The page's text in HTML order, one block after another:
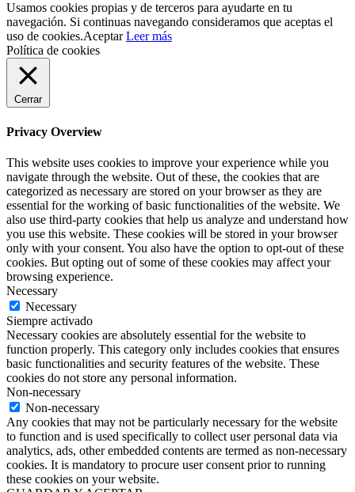
Usamos cookies propias y de terceros para ayudarte en tu
navegación. Si continuas navegando consideramos que aceptas el
uso de cookies.Aceptar Leer más
Política de cookies
Cerrar
Privacy Overview
This website uses cookies to improve your experience while you
navigate through the website. Out of these, the cookies that are
categorized as necessary are stored on your browser as they are
essential for the working of basic functionalities of the website. We
also use third-party cookies that help us analyze and understand how
you use this website. These cookies will be stored in your browser
only with your consent. You also have the option to opt-out of these
cookies. But opting out of some of these cookies may affect your
browsing experience.
Necessary
Necessary
Siempre activado
Necessary cookies are absolutely essential for the website to
function properly. This category only includes cookies that ensures
basic functionalities and security features of the website. These
cookies do not store any personal information.
Non-necessary
Non-necessary
Any cookies that may not be particularly necessary for the website
to function and is used specifically to collect user personal data via
analytics, ads, other embedded contents are termed as non-necessary
cookies. It is mandatory to procure user consent prior to running
these cookies on your website.